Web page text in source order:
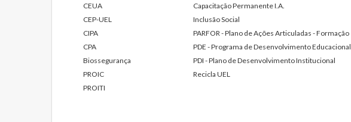
CEUA
CEP-UEL
CIPA
CPA
Biossegurança
PROIC
PROITI
Capacitação Permanente I.A.
Inclusão Social
PARFOR - Plano de Ações Articuladas - Formação
PDE - Programa de Desenvolvimento Educacional
PDI - Plano de Desenvolvimento Institucional
Recicla UEL